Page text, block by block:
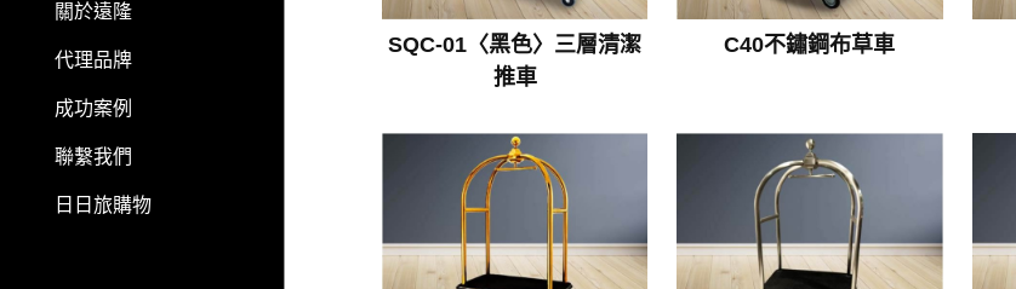
關於遠隆
代理品牌
成功案例
聯繫我們
日日旅購物
SQC-01〈黑色〉三層清潔
推車
C40不鏽鋼布草車